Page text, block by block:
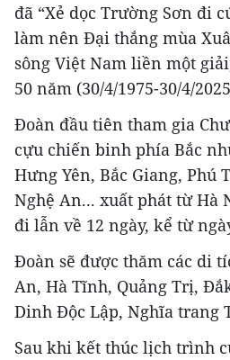
đã “Xẻ dọc Trường Sơn đi
làm nên Đại thắng mùa
sông Việt Nam liền một
50 năm (30/4/1975-30/4/
Đoàn đầu tiên tham gia
cựu chiến binh phía Bắc
Hưng Yên, Bắc Giang, Phú
Nghệ An... xuất phát từ
đi lẫn về 12 ngày, kể từ
Đoàn sẽ được thăm các di
An, Hà Tĩnh, Quảng Trị,
Dinh Độc Lập, Nghĩa trang
Sau khi kết thúc lịch trình